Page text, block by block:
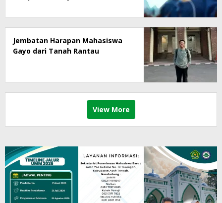
Jembatan Harapan Mahasiswa
Gayo dari Tanah Rantau
View More